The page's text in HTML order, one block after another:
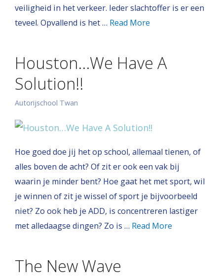
veiligheid in het verkeer. Ieder slachtoffer is er een
teveel. Opvallend is het … Read More
Houston…We Have A
Solution!!
Autorijschool Twan
Hoe goed doe jij het op school, allemaal tienen, of
alles boven de acht? Of zit er ook een vak bij
waarin je minder bent? Hoe gaat het met sport, wil
je winnen of zit je wissel of sport je bijvoorbeeld
niet? Zo ook heb je ADD, is concentreren lastiger
met alledaagse dingen? Zo is … Read More
The New Wave